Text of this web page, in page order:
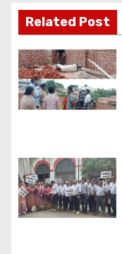
t
i
o
n
Related Post